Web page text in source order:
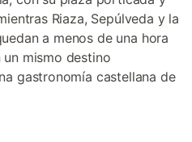
Riaza, Sepúlveda y la
a menos de una hora
un mismo destino
gastronomía castellana de